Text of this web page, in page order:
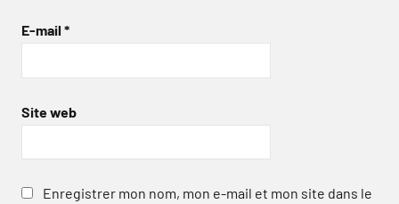
E-mail *
Site web
Enregistrer mon nom, mon e-mail et mon site dans le